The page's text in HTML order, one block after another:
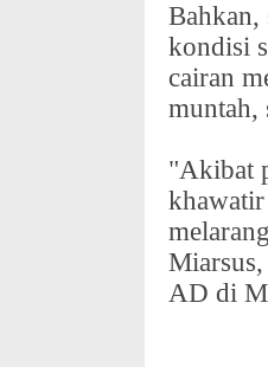
Bahkan,
kondisi
cairan
muntah,
"Akibat
AD di